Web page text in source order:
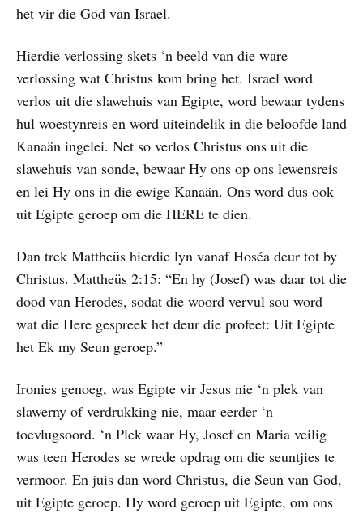
het vir die God van Israel.
Hierdie verlossing skets ‘n beeld van die ware
verlossing wat Christus kom bring het. Israel word
verlos uit die slawehuis van Egipte, word bewaar tydens
hul woestynreis en word uiteindelik in die beloofde land
Kanaän ingelei. Net so verlos Christus ons uit die
slawehuis van sonde, bewaar Hy ons op ons lewensreis
en lei Hy ons in die ewige Kanaän. Ons word dus ook
uit Egipte geroep om die HERE te dien.
Dan trek Mattheüs hierdie lyn vanaf Hoséa deur tot by
Christus. Mattheüs 2:15: “En hy (Josef) was daar tot die
dood van Herodes, sodat die woord vervul sou word
wat die Here gespreek het deur die profeet: Uit Egipte
het Ek my Seun geroep.”
Ironies genoeg, was Egipte vir Jesus nie ‘n plek van
slawerny of verdrukking nie, maar eerder ‘n
toevlugsoord. ‘n Plek waar Hy, Josef en Maria veilig
was teen Herodes se wrede opdrag om die seuntjies te
vermoor. En juis dan word Christus, die Seun van God,
uit Egipte geroep. Hy word geroep uit Egipte, om ons